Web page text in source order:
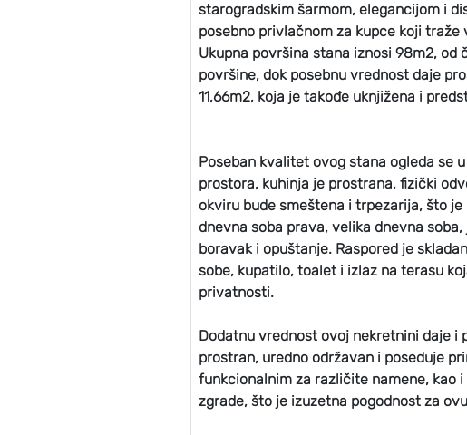
starogradskim šarmom, elegancijom i
posebno privlačnom za kupce koji
Ukupna površina stana iznosi 98m2, od
površine, dok posebnu vrednost daje
11,66m2, koja je takođe uknjižena i
Poseban kvalitet ovog stana ogleda se
prostora, kuhinja je prostrana, fizički
okviru bude smeštena i trpezarija, što
dnevna soba prava, velika dnevna
boravak i opuštanje. Raspored je
sobe, kupatilo, toalet i izlaz na terasu
privatnosti.
Dodatnu vrednost ovoj nekretnini daje i
prostran, uredno održavan i poseduje
funkcionalnim za različite namene, kao
zgrade, što je izuzetna pogodnost za